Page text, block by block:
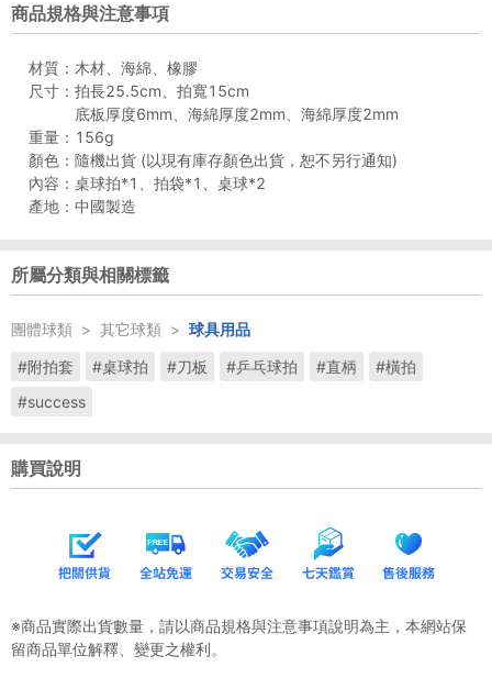
商品規格與注意事項
材質：木材、海綿、橡膠
尺寸：拍長25.5cm、拍寬15cm
底板厚度6mm、海綿厚度2mm、海綿厚度2mm
重量：156g
顏色：隨機出貨 (以現有庫存顏色出貨，恕不另行通知)
內容：桌球拍*1、拍袋*1、桌球*2
產地：中國製造
所屬分類與相關標籤
團體球類 > 其它球類 > 球具用品
#附拍套
#桌球拍 #刀板 #乒乓球拍 #直柄
#橫拍
#success
購買說明
※商品實際出貨數量，請以商品規格與注意事項說明為主，本網站保
留商品單位解釋、變更之權利。